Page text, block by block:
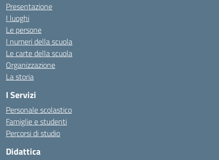
Presentazione
I luoghi
Le persone
I numeri della scuola
Le carte della scuola
Organizzazione
La storia
I Servizi
Personale scolastico
Famiglie e studenti
Percorsi di studio
Didattica